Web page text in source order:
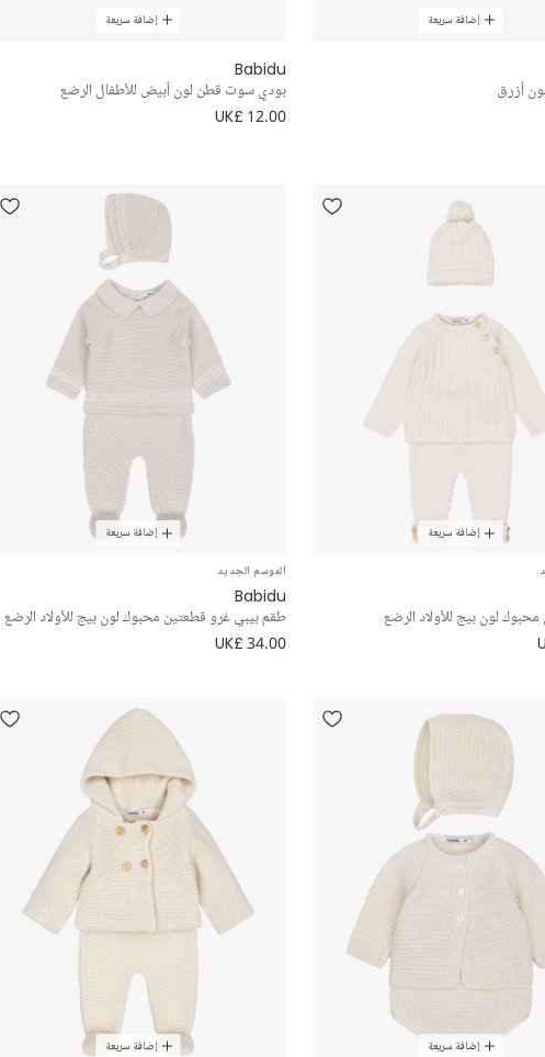
إضافة سريعة
أزرق
إضافة سريعة
Babidu
بودي سوت قطن لون أبيض للأطفال الرضع
UK£ 12.00
إضافة سريعة
لون بيج للأولاد الرضع
إضافة سريعة
الموسم الجديد
Babidu
طقم بيبي غرو قطعتين محبوك لون بيج للأولاد الرضع
UK£ 34.00
إضافة سريعة إضافة سريعة